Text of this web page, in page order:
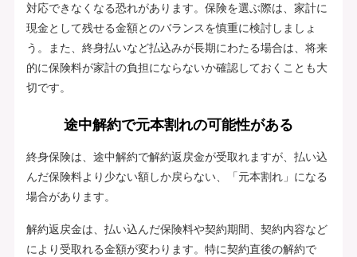
対応できなくなる恐れがあります。保険を選ぶ際は、家計に
現金として残せる金額とのバランスを慎重に検討しましょ
う。また、終身払いなど払込みが長期にわたる場合は、将来
的に保険料が家計の負担にならないか確認しておくことも大
切です。
途中解約で元本割れの可能性がある
終身保険は、途中解約で解約返戻金が受取れますが、払い込
んだ保険料より少ない額しか戻らない、「元本割れ」になる
場合があります。
解約返戻金は、払い込んだ保険料や契約期間、契約内容など
により受取れる金額が変わります。特に契約直後の解約で